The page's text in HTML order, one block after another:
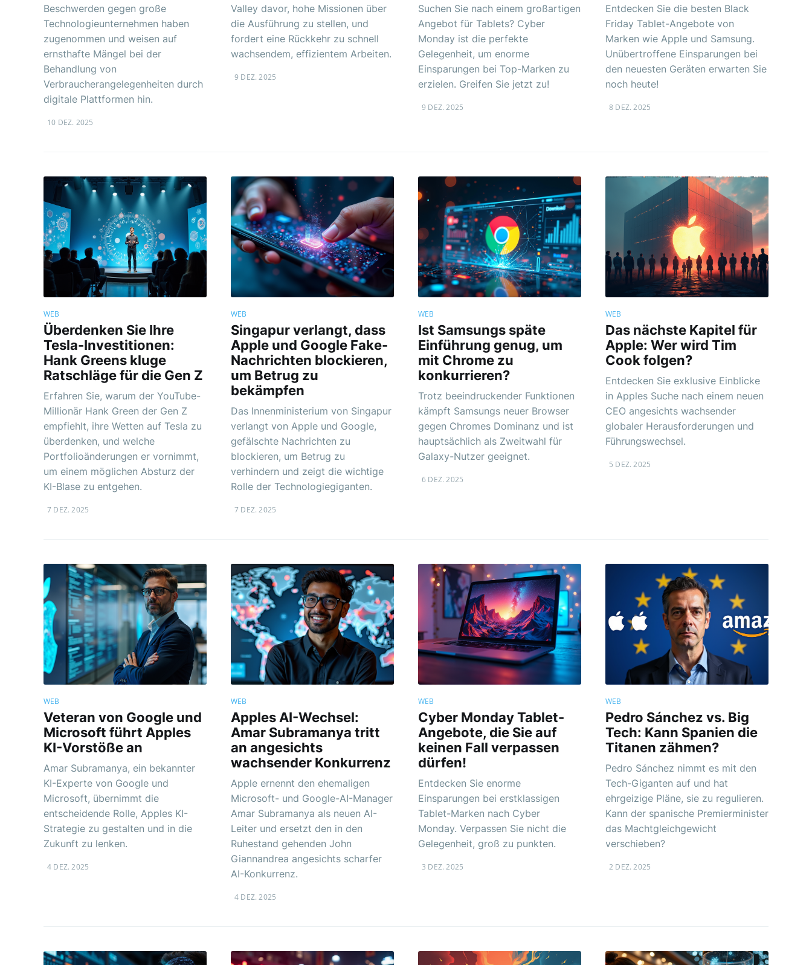
Beschwerden gegen große
Technologieunternehmen haben
zugenommen und weisen auf
ernsthafte Mängel bei der
Behandlung von
Verbraucherangelegenheiten durch
digitale Plattformen hin.
10 DEZ. 2025
Valley davor, hohe Missionen über
die Ausführung zu stellen, und
fordert eine Rückkehr zu schnell
wachsendem, effizientem Arbeiten.
9 DEZ. 2025
Suchen Sie nach einem großartigen
Angebot für Tablets? Cyber
Monday ist die perfekte
Gelegenheit, um enorme
Einsparungen bei Top-Marken zu
erzielen. Greifen Sie jetzt zu!
9 DEZ. 2025
Entdecken Sie die besten Black
Friday Tablet-Angebote von
Marken wie Apple und Samsung.
Unübertroffene Einsparungen bei
den neuesten Geräten erwarten Sie
noch heute!
8 DEZ. 2025
WEB
Überdenken Sie Ihre
Tesla-Investitionen:
Hank Greens kluge
Ratschläge für die Gen Z
Erfahren Sie, warum der YouTube-
Millionär Hank Green der Gen Z
empfiehlt, ihre Wetten auf Tesla zu
überdenken, und welche
Portfolioänderungen er vornimmt,
um einem möglichen Absturz der
KI-Blase zu entgehen.
7 DEZ. 2025
WEB
Singapur verlangt, dass
Apple und Google Fake-
Nachrichten blockieren,
um Betrug zu
bekämpfen
Das Innenministerium von Singapur
verlangt von Apple und Google,
gefälschte Nachrichten zu
blockieren, um Betrug zu
verhindern und zeigt die wichtige
Rolle der Technologiegiganten.
7 DEZ. 2025
WEB
Ist Samsungs späte
Einführung genug, um
mit Chrome zu
konkurrieren?
Trotz beeindruckender Funktionen
kämpft Samsungs neuer Browser
gegen Chromes Dominanz und ist
hauptsächlich als Zweitwahl für
Galaxy-Nutzer geeignet.
6 DEZ. 2025
WEB
Das nächste Kapitel für
Apple: Wer wird Tim
Cook folgen?
Entdecken Sie exklusive Einblicke
in Apples Suche nach einem neuen
CEO angesichts wachsender
globaler Herausforderungen und
Führungswechsel.
5 DEZ. 2025
WEB
Veteran von Google und
Microsoft führt Apples
KI-Vorstöße an
Amar Subramanya, ein bekannter
KI-Experte von Google und
Microsoft, übernimmt die
entscheidende Rolle, Apples KI-
Strategie zu gestalten und in die
Zukunft zu lenken.
4 DEZ. 2025
WEB
Apples AI-Wechsel:
Amar Subramanya tritt
an angesichts
wachsender Konkurrenz
Apple ernennt den ehemaligen
Microsoft- und Google-AI-Manager
Amar Subramanya als neuen AI-
Leiter und ersetzt den in den
Ruhestand gehenden John
Giannandrea angesichts scharfer
AI-Konkurrenz.
4 DEZ. 2025
WEB
Cyber Monday Tablet-
Angebote, die Sie auf
keinen Fall verpassen
dürfen!
Entdecken Sie enorme
Einsparungen bei erstklassigen
Tablet-Marken nach Cyber
Monday. Verpassen Sie nicht die
Gelegenheit, groß zu punkten.
3 DEZ. 2025
WEB
Pedro Sánchez vs. Big
Tech: Kann Spanien die
Titanen zähmen?
Pedro Sánchez nimmt es mit den
Tech-Giganten auf und hat
ehrgeizige Pläne, sie zu regulieren.
Kann der spanische Premierminister
das Machtgleichgewicht
verschieben?
2 DEZ. 2025